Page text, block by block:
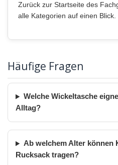
Zurück zur Startseite des
alle Kategorien auf einen Blick.
Häufige Fragen
Welche Wickeltasche
Alltag?
Ab welchem Alter können
Rucksack tragen?